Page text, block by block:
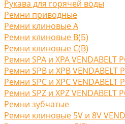
Рукава для горячей воды
Ремни приводные
Ремни клиновые A
Ремни клиновые В(Б)
Ремни клиновые С(B)
Ремни SPA и XPA VENDABELT
Ремни SPB и XPB VENDABELT
Ремни SPC и XPC VENDABELT
Ремни SPZ и XPZ VENDABELT
Ремни зубчатые
Ремни клиновые 5V и 8V